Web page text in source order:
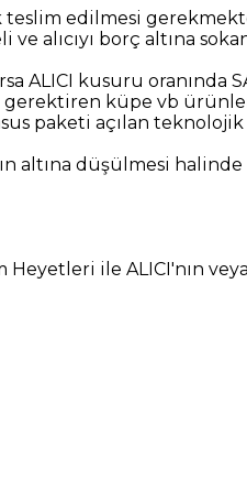
teslim edilmesi
alıcıyı borç altına
ALICI kusuru oranında
gerektiren küpe vb
paketi açılan
altına düşülmesi
ile ALICI'nın veya